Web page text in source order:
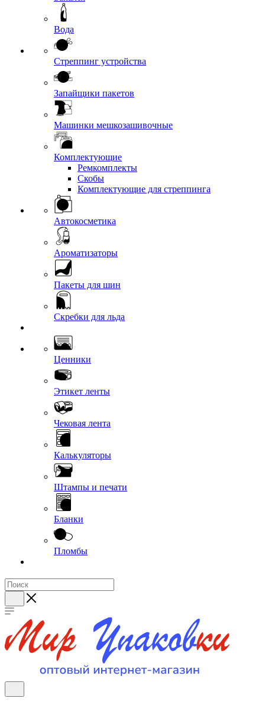
Вода
Стреппинг устройства
Запайщики пакетов
Машинки мешкозашивочные
Комплектующие
Ремкомплекты
Скобы
Комплектующие для стреппинга
Автокосметика
Ароматизаторы
Пакеты для шин
Скребки для льда
Ценники
Этикет ленты
Чековая лента
Калькуляторы
Штампы и печати
Бланки
Пломбы